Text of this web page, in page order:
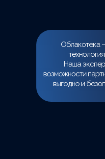
Облакотека
Наша
возможности
выгодно и